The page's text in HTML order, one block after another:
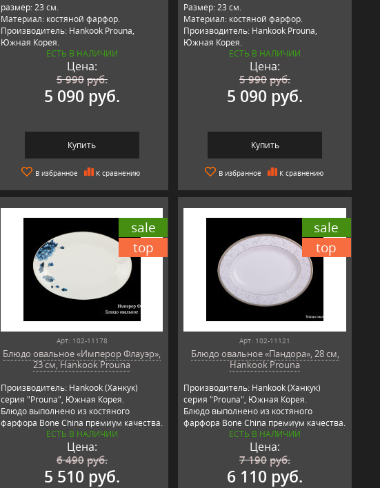
размер: 23 см.
Материал: костяной фарфор.
Производитель: Hankook Prouna,
Южная Корея.
ЕСТЬ В НАЛИЧИИ
Цена:
5 990 руб.
5 090 руб.
Купить
В избранное К сравнению
Размер: 23 см.
Материал: костяной фарфор.
Производитель: Hankook Prouna,
Южная Корея.
ЕСТЬ В НАЛИЧИИ
Цена:
5 990руб.
5 090 руб.
Купить
В избранное К сравнению
sale
top
Арт: 102-11178
Блюдо овальное «Имперор Флауэр»,
23 см, Hankook Prouna
Производитель: Hankook (Ханкук)
серия "Prouna", Южная Корея.
Блюдо выполнено из костяного
фарфора Bone China премиум качества.
ЕСТЬ В НАЛИЧИИ
Цена:
6 490 руб.
5 510 руб.
sale
top
Арт: 102-11121
Блюдо овальное «Пандора», 28 см,
Hankook Prouna
Производитель: Hankook (Ханкук)
серия "Prouna", Южная Корея.
Блюдо выполнено из костяного
фарфора Bone China премиум качества.
ЕСТЬ В НАЛИЧИИ
Цена:
7 190руб.
6 110 руб.